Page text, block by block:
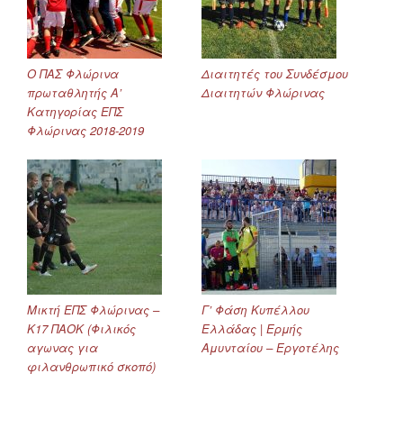
Ο ΠΑΣ Φλώρινα
πρωταθλητής Α’
Κατηγορίας ΕΠΣ
Φλώρινας 2018-2019
Διαιτητές του Συνδέσμου
Διαιτητών Φλώρινας
Μικτή ΕΠΣ Φλώρινας –
Κ17 ΠΑΟΚ (Φιλικός
αγωνας για
φιλανθρωπικό σκοπό)
Γ’ Φάση Κυπέλλου
Ελλάδας | Ερμής
Αμυνταίου – Εργοτέλης